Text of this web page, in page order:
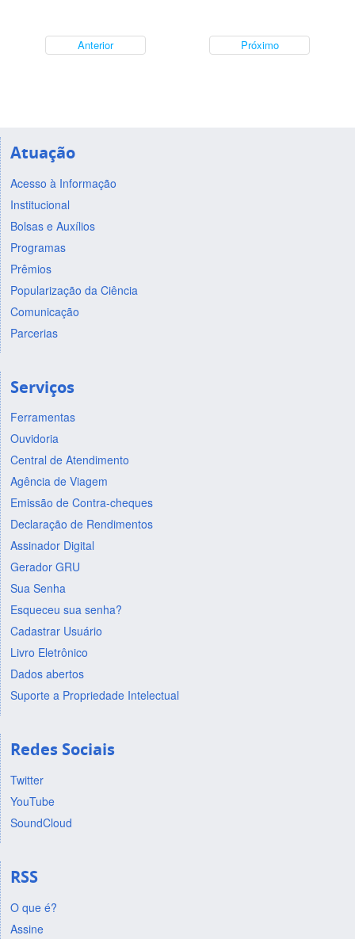
Anterior Próximo
Atuação
Acesso à Informação
Institucional
Bolsas e Auxílios
Programas
Prêmios
Popularização da Ciência
Comunicação
Parcerias
Serviços
Ferramentas
Ouvidoria
Central de Atendimento
Agência de Viagem
Emissão de Contra-cheques
Declaração de Rendimentos
Assinador Digital
Gerador GRU
Sua Senha
Esqueceu sua senha?
Cadastrar Usuário
Livro Eletrônico
Dados abertos
Suporte a Propriedade Intelectual
Redes Sociais
Twitter
YouTube
SoundCloud
RSS
O que é?
Assine